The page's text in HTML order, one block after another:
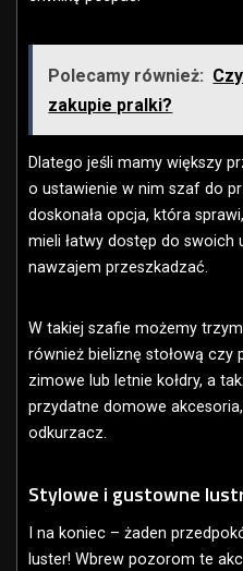
Polecamy również:
zakupie pralki?
Dlatego jeśli mamy większy
o ustawienie w nim szaf do
doskonała opcja, która
mieli łatwy dostęp do swoich
nawzajem przeszkadzać.
W takiej szafie możemy
również bieliznę stołową czy
zimowe lub letnie kołdry, a
przydatne domowe
odkurzacz.
Stylowe i gustowne
I na koniec – żaden
luster! Wbrew pozorom te